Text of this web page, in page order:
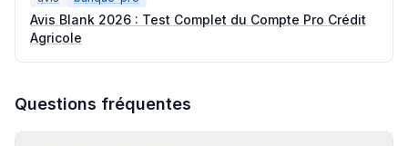
Avis Blank 2026 : Test Complet du Compte Pro Crédit
Agricole
Questions fréquentes